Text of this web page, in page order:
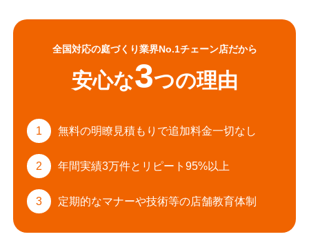
全国対応の庭づくり業界No.1チェーン店だから
安心な3つの理由
1 無料の明瞭見積もりで追加料金一切なし
2 年間実績3万件と リピート95%以上
3 定期的なマナーや技術等の店舗教育体制